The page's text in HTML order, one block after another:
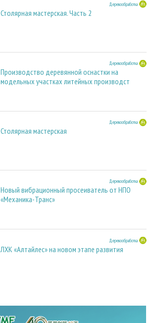
Деревообработка
Столярная мастерская. Часть 2
Деревообработка
Производство деревянной оснастки на
модельных участках литейных производст
Деревообработка
Столярная мастерская
Деревообработка
Новый вибрационный просеиватель от НПО
«Механика-Транс»
Деревообработка
ЛХК «Алтайлес» на новом этапе развития